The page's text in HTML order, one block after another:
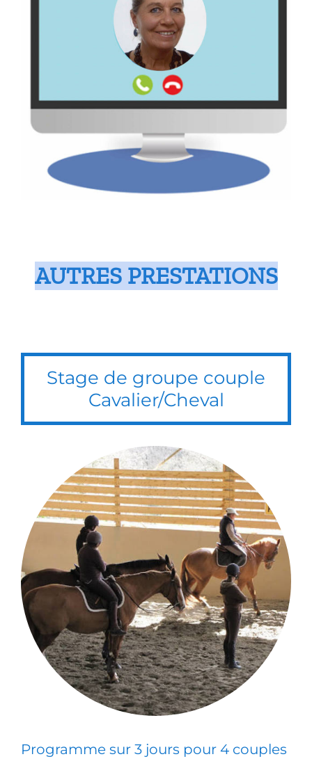
AUTRES PRESTATIONS
Stage de groupe couple
Cavalier/Cheval
Programme sur 3 jours pour 4 couples